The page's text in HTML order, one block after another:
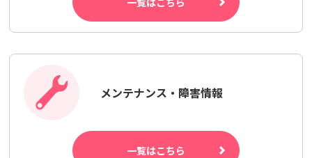
メンテナンス・障害情報
一覧はこちら